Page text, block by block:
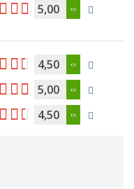
5,00
4,50
5,00
4,50